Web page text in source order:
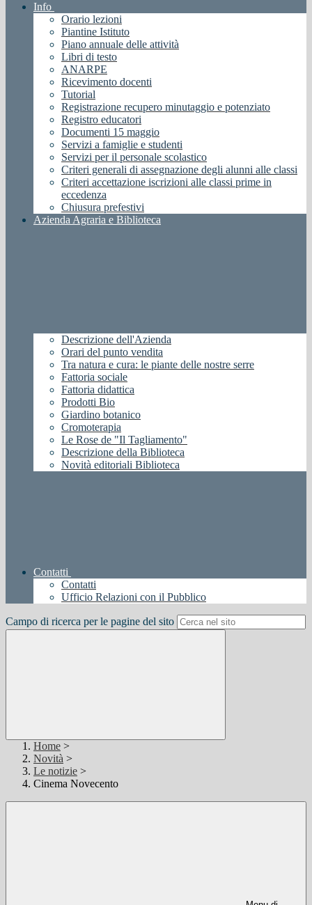
Info
Orario lezioni
Piantine Istituto
Piano annuale delle attività
Libri di testo
ANARPE
Ricevimento docenti
Tutorial
Registrazione recupero minutaggio e potenziato
Registro educatori
Documenti 15 maggio
Servizi a famiglie e studenti
Servizi per il personale scolastico
Criteri generali di assegnazione degli alunni alle classi
Criteri accettazione iscrizioni alle classi prime in
eccedenza
Chiusura prefestivi
Azienda Agraria e Biblioteca
Descrizione dell'Azienda
Orari del punto vendita
Tra natura e cura: le piante delle nostre serre
Fattoria sociale
Fattoria didattica
Prodotti Bio
Giardino botanico
Cromoterapia
Le Rose de "Il Tagliamento"
Descrizione della Biblioteca
Novità editoriali Biblioteca
Contatti
Contatti
Ufficio Relazioni con il Pubblico
Campo di ricerca per le pagine del sito
Home >
Novità >
Le notizie >
Cinema Novecento